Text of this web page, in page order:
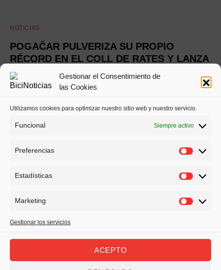
Gestionar el Consentimiento de
las Cookies
Utilizamos cookies para optimizar nuestro sitio web y nuestro servicio.
Funcional Siempre activo
Preferencias
Estadísticas
Marketing
Gestionar los servicios
ACEPTO
NOTICIAS
POGAČAR PULVERIZA SU PROPIO
RÉCORD EN EL COLL DE RATES Y LANZA
UN AVISO A SUS RIVALES: “ESTOY MÁS
FUERTE QUE EN 2024”
horizonte, Tadej Pogačar…
DE ROBERTO GONZÁLEZ
Política de Privacidad Política de cookies (UE)